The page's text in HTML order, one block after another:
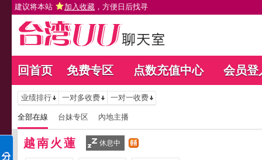
建议将本站 加入收藏 ，方便日后找寻
回首页 免费专区 点数充值中心 会员登
业绩排行 一对多收费 一对一收费
全部在線 台妹专区 內地主播
越南火蓮 休息中